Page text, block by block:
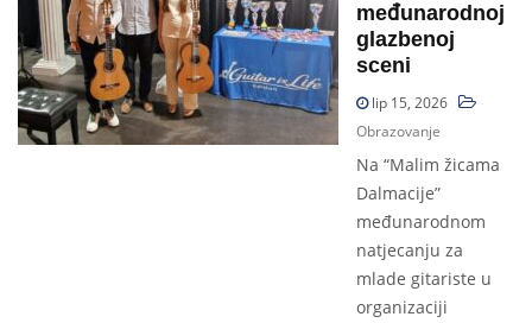
međunarodnoj
glazbenoj
sceni
lip 15, 2026
Obrazovanje
Na “Malim žicama
Dalmacije”
međunarodnom
natjecanju za
mlade gitariste u
organizaciji